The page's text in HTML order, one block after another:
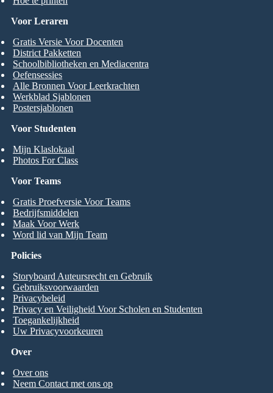
Voor Studenten
Mijn Klaslokaal
Photos For Class
Voor Leraren
Gratis Versie Voor Docenten
District Pakketten
Schoolbibliotheken en Mediacentra
Oefensessies
Alle Bronnen Voor Leerkrachten
Werkblad Sjablonen
Postersjablonen
Voor Teams
Gratis Proefversie Voor Teams
Bedrijfsmiddelen
Maak Voor Werk
Word lid van Mijn Team
Over
Over ons
Neem Contact met ons op
Policies
Storyboard Auteursrecht en Gebruik
Gebruiksvoorwaarden
Privacybeleid
Privacy en Veiligheid Voor Scholen en Studenten
Toegankelijkheid
Uw Privacyvoorkeuren